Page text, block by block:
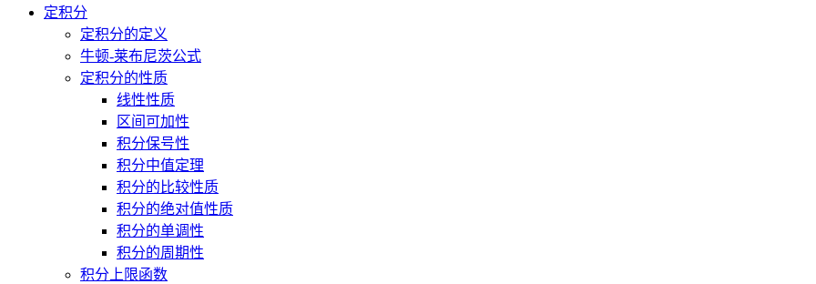
定积分
定积分的定义
牛顿-莱布尼茨公式
定积分的性质
线性性质
区间可加性
积分保号性
积分中值定理
积分的比较性质
积分的绝对值性质
积分的单调性
积分的周期性
积分上限函数